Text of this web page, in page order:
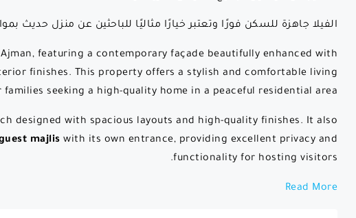
الفيلا جاهزة للسكن فورًا وتعتبر خيارًا مثاليًا للباحثين عن منزل
featuring a contemporary façade beautifully enhanced with
finishes. This property offers a stylish and comfortable living
seeking a high-quality home in a peaceful residential area.
designed with spacious layouts and high-quality finishes. It also
majlis with its own entrance, providing excellent privacy and
functionality for hosting visitors.
Read More